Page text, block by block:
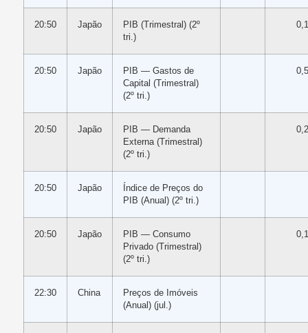
20:50 Japão
PIB (Trimestral) (2º
tri.)
20:50 Japão
PIB — Gastos de
Capital (Trimestral)
(2º tri.)
20:50 Japão
PIB — Demanda
Externa (Trimestral)
(2º tri.)
20:50 Japão
Índice de Preços do
PIB (Anual) (2º tri.)
20:50 Japão
PIB — Consumo
Privado (Trimestral)
(2º tri.)
22:30 China
Preços de Imóveis
(Anual) (jul.)